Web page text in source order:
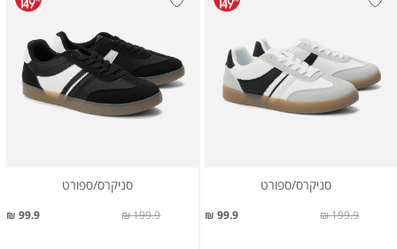
סניקרס/ספורט
99.9 ₪ 199.9 ₪
סניקרס/ספורט
99.9 ₪ 199.9 ₪